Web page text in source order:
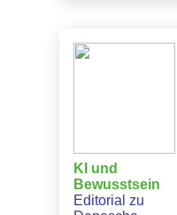
KI und
Bewusstsein
Editorial zu